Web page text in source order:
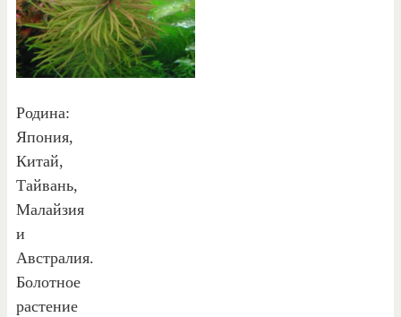
Родина:
Япония,
Китай,
Тайвань,
Малайзия
и
Австралия.
Болотное
растение